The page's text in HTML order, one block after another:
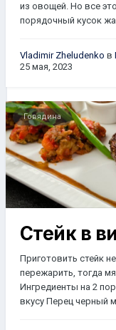
из овощей. Но все
порядочный кусок
Vladimir Zheludenko в
25 мая, 2023
Говядина
Стейк в
Приготовить стейк
пережарить, тогда
Ингредиенты на 2
вкусу Перец черный